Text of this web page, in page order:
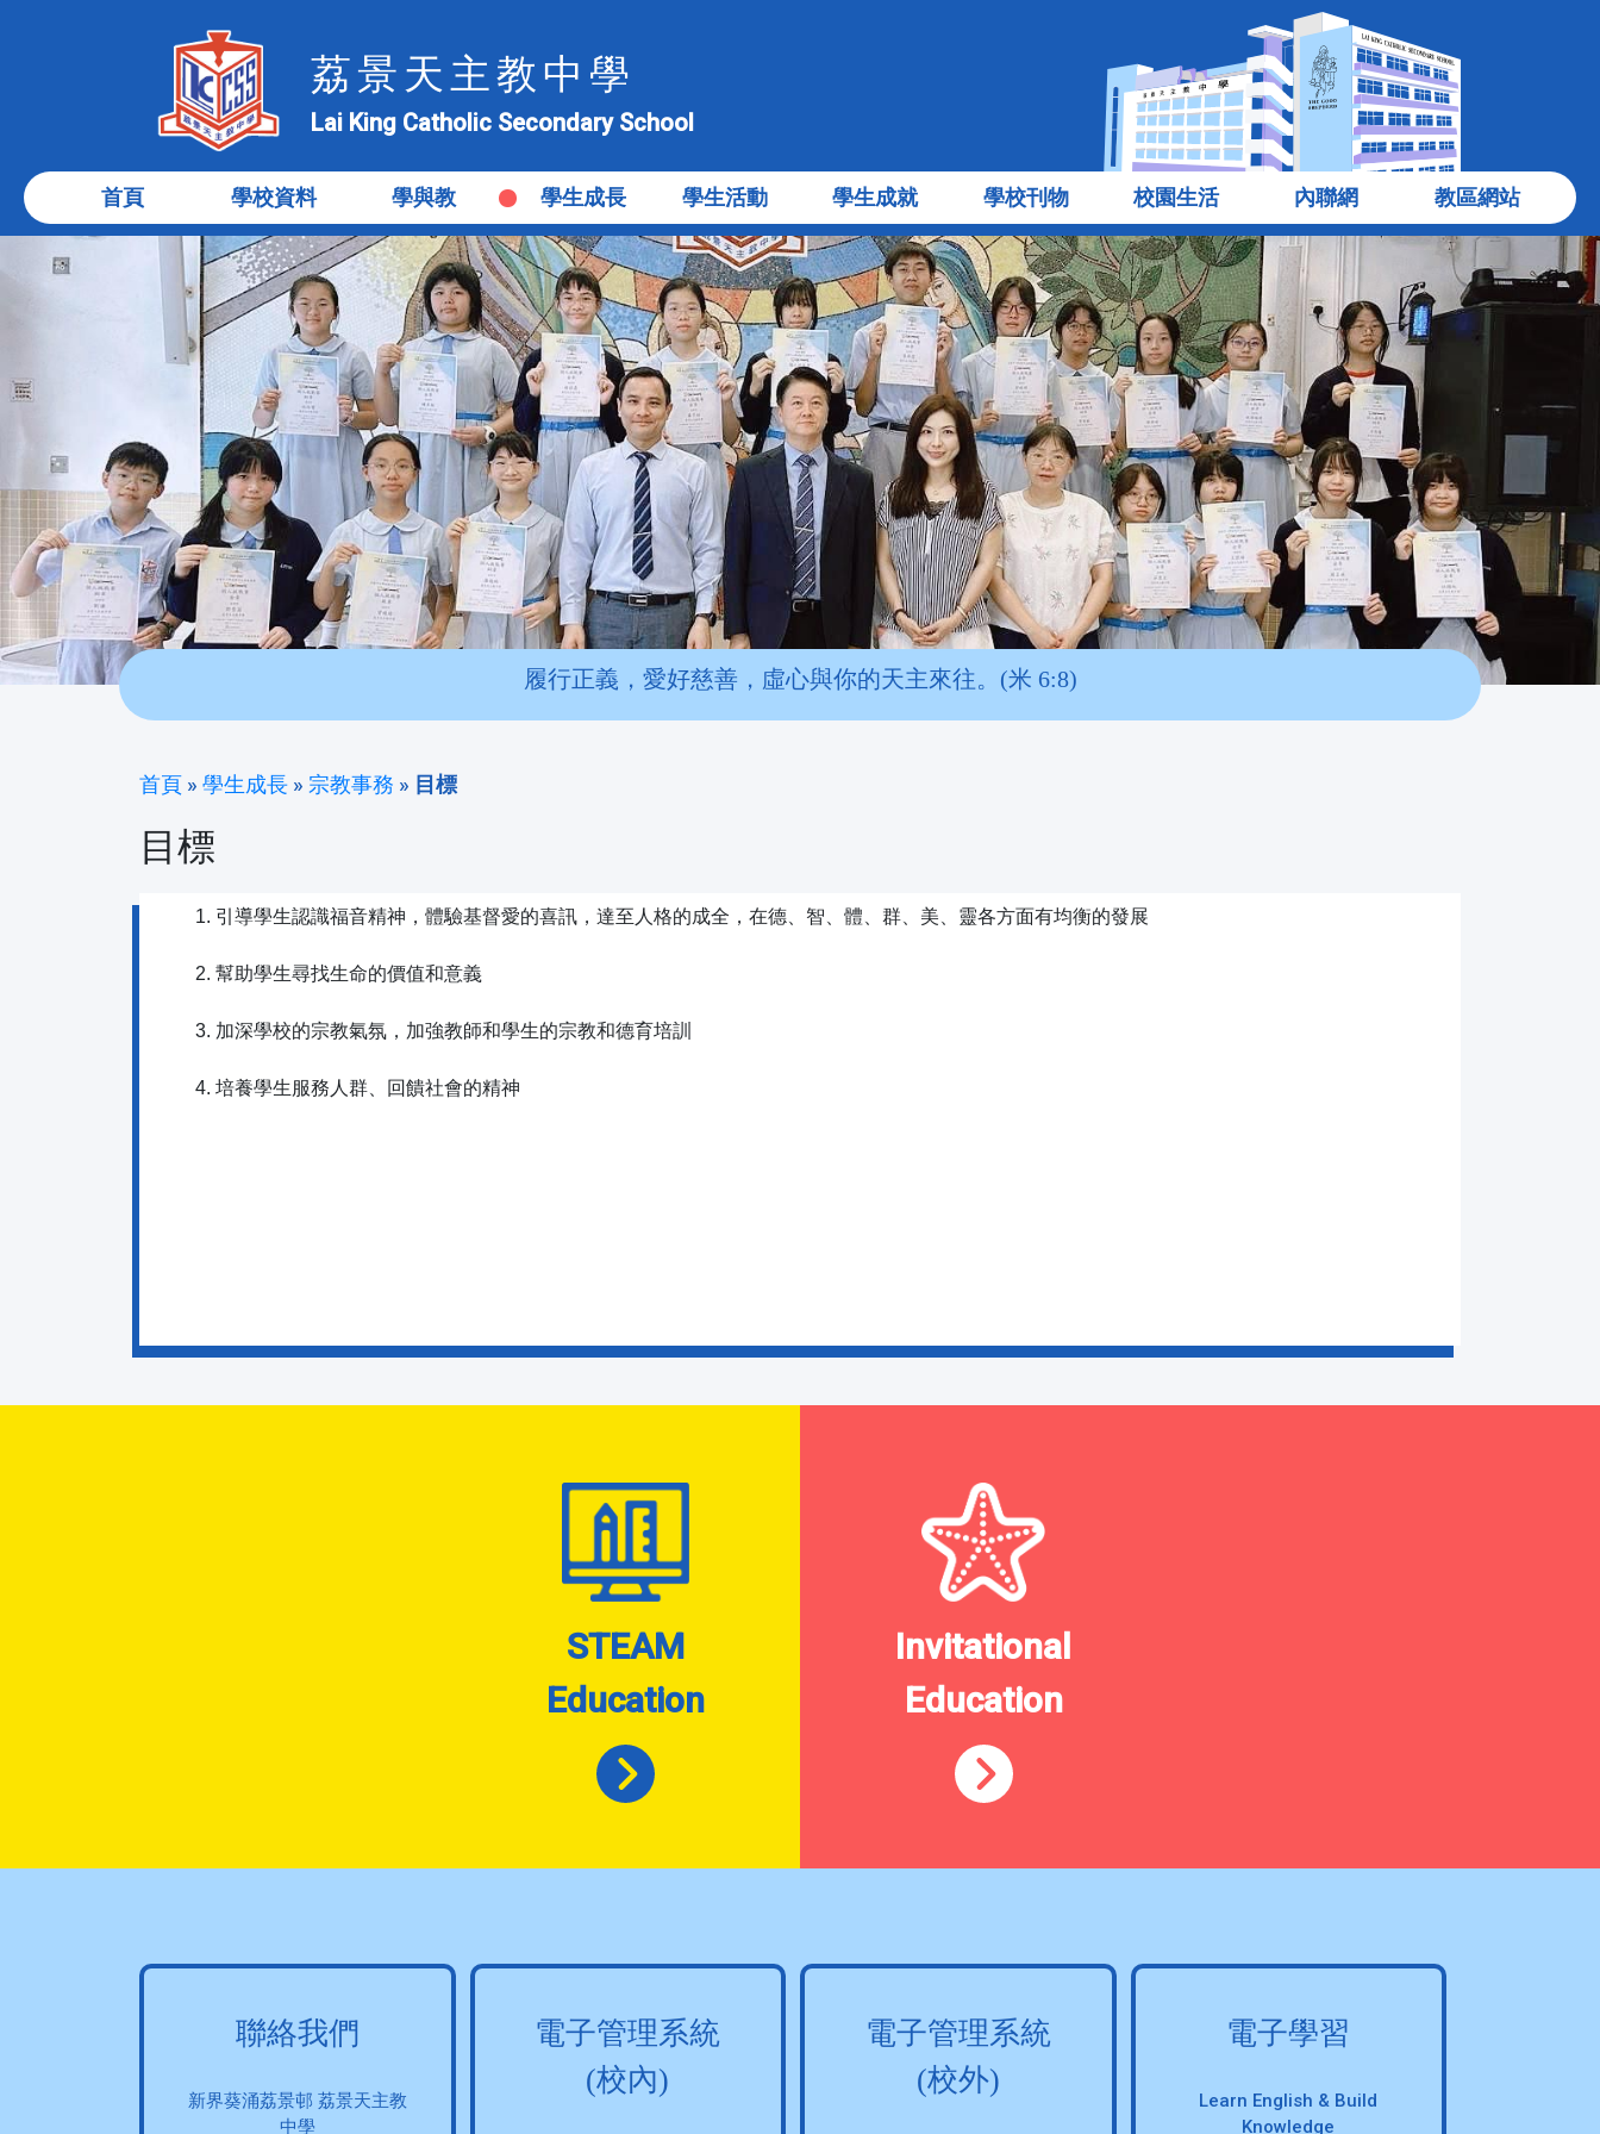
荔景天主教中學
Lai King Catholic Secondary School
首頁 學校資料 學與教 學生成長 學生活動 學生成就 學校刊物 校園生活 內聯網 教區網站
履行正義，愛好慈善，虛心與你的天主來往。(米 6:8)
首頁 » 學生成長 » 宗教事務 » 目標
目標
引導學生認識福音精神，體驗基督愛的喜訊，達至人格的成全，在德、智、體、群、美、靈各方面有均衡的發展
幫助學生尋找生命的價值和意義
加深學校的宗教氣氛，加強教師和學生的宗教和德育培訓
培養學生服務人群、回饋社會的精神
STEAM
Education
Invitational
Education
聯絡我們
新界葵涌荔景邨 荔景天主教
中學
電子管理系統
(校內)
電子管理系統
(校外)
電子學習
Learn English & Build
Knowledge